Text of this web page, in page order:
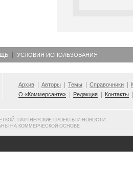
УСЛОВИЯ ИСПОЛЬЗОВАНИЯ
Архив Авторы Темы Справочники
О «Коммерсанте»
Редакция Контакты
ПАРТНЕРСКИЕ ПРОЕКТЫ И НОВОСТИ
НА КОММЕРЧЕСКОЙ ОСНОВЕ